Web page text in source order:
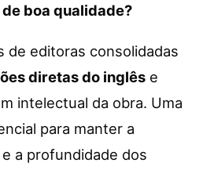
boa qualidade?
de editoras consolidadas
diretas do inglês e
intelectual da obra. Uma
para manter a
a profundidade dos